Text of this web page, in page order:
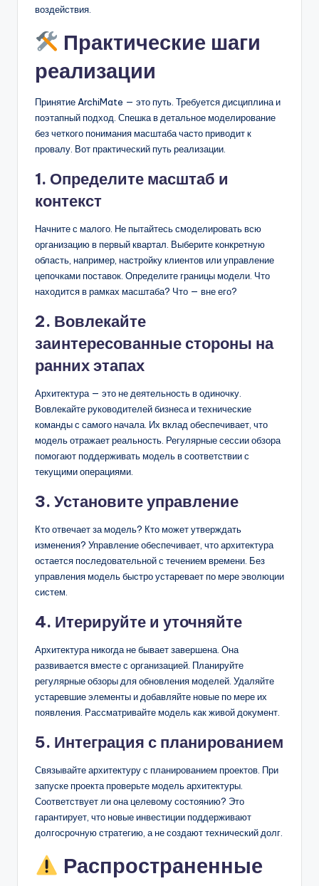
воздействия.
Практические шаги
реализации
Принятие ArchiMate — это путь. Требуется дисциплина и
поэтапный подход. Спешка в детальное моделирование
без четкого понимания масштаба часто приводит к
провалу. Вот практический путь реализации.
1. Определите масштаб и
контекст
Начните с малого. Не пытайтесь смоделировать всю
организацию в первый квартал. Выберите конкретную
область, например, настройку клиентов или управление
цепочками поставок. Определите границы модели. Что
находится в рамках масштаба? Что — вне его?
2. Вовлекайте
заинтересованные стороны на
ранних этапах
Архитектура — это не деятельность в одиночку.
Вовлекайте руководителей бизнеса и технические
команды с самого начала. Их вклад обеспечивает, что
модель отражает реальность. Регулярные сессии обзора
помогают поддерживать модель в соответствии с
текущими операциями.
3. Установите управление
Кто отвечает за модель? Кто может утверждать
изменения? Управление обеспечивает, что архитектура
остается последовательной с течением времени. Без
управления модель быстро устаревает по мере эволюции
систем.
4. Итерируйте и уточняйте
Архитектура никогда не бывает завершена. Она
развивается вместе с организацией. Планируйте
регулярные обзоры для обновления моделей. Удаляйте
устаревшие элементы и добавляйте новые по мере их
появления. Рассматривайте модель как живой документ.
5. Интеграция с планированием
Связывайте архитектуру с планированием проектов. При
запуске проекта проверьте модель архитектуры.
Соответствует ли она целевому состоянию? Это
гарантирует, что новые инвестиции поддерживают
долгосрочную стратегию, а не создают технический долг.
Распространенные